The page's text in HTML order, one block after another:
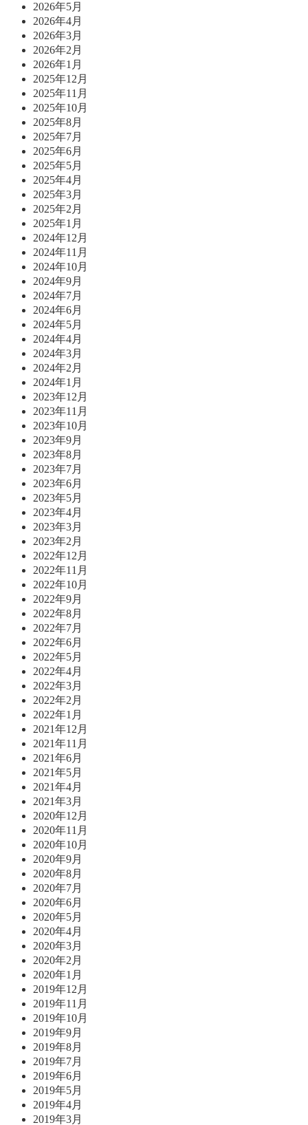
2026年5月
2026年4月
2026年3月
2026年2月
2026年1月
2025年12月
2025年11月
2025年10月
2025年8月
2025年7月
2025年6月
2025年5月
2025年4月
2025年3月
2025年2月
2025年1月
2024年12月
2024年11月
2024年10月
2024年9月
2024年7月
2024年6月
2024年5月
2024年4月
2024年3月
2024年2月
2024年1月
2023年12月
2023年11月
2023年10月
2023年9月
2023年8月
2023年7月
2023年6月
2023年5月
2023年4月
2023年3月
2023年2月
2022年12月
2022年11月
2022年10月
2022年9月
2022年8月
2022年7月
2022年6月
2022年5月
2022年4月
2022年3月
2022年2月
2022年1月
2021年12月
2021年11月
2021年6月
2021年5月
2021年4月
2021年3月
2020年12月
2020年11月
2020年10月
2020年9月
2020年8月
2020年7月
2020年6月
2020年5月
2020年4月
2020年3月
2020年2月
2020年1月
2019年12月
2019年11月
2019年10月
2019年9月
2019年8月
2019年7月
2019年6月
2019年5月
2019年4月
2019年3月